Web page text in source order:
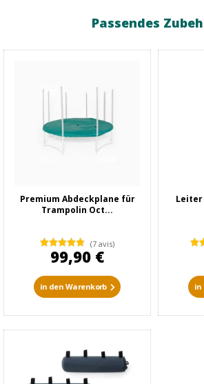
Passendes
Premium Abdeckplane für
Trampolin Oct...
(7 avis)
99,90 €
in den Warenkorb
Leiter
in